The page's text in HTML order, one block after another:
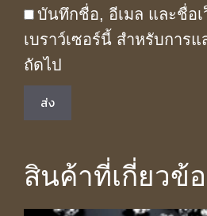
บันทึกชื่อ, อีเมล และชื่อ
เบราว์เซอร์นี้ สำหรับการ
ถัดไป
สินค้าที่เกี่ยวข้